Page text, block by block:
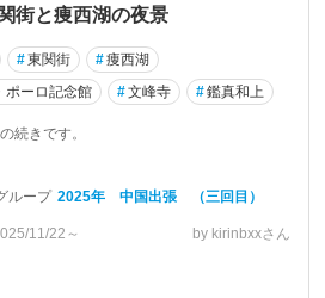
街と痩西湖の夜景
#東関街 #痩西湖
ポーロ記念館 #文峰寺 #鑑真和上
続きです。
ループ 2025年 中国出張 （三回目）
11/22～ by kirinbxxさん